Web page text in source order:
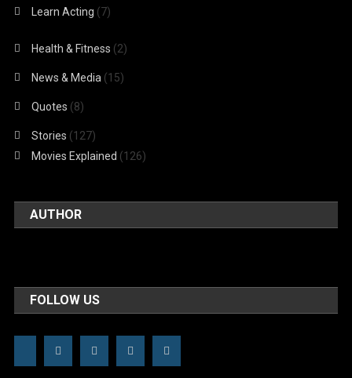
Learn Acting (7)
Health & Fitness (2)
News & Media (15)
Quotes (8)
Stories (127)
Movies Explained (126)
AUTHOR
FOLLOW US